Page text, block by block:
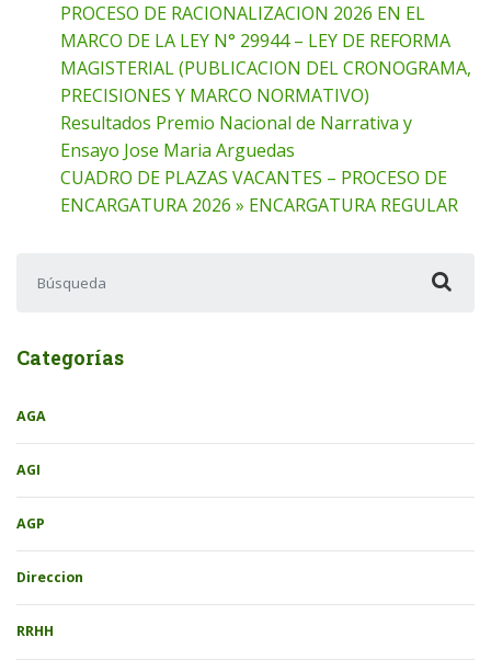
PROCESO DE RACIONALIZACION 2026 EN EL
MARCO DE LA LEY N° 29944 – LEY DE REFORMA
MAGISTERIAL (PUBLICACION DEL CRONOGRAMA,
PRECISIONES Y MARCO NORMATIVO)
Resultados Premio Nacional de Narrativa y
Ensayo Jose Maria Arguedas
CUADRO DE PLAZAS VACANTES – PROCESO DE
ENCARGATURA 2026 » ENCARGATURA REGULAR
Categorías
AGA
AGI
AGP
Direccion
RRHH